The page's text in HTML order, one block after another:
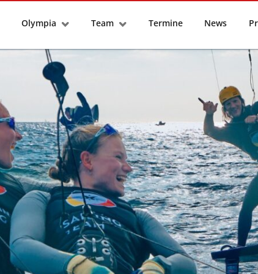
Olympia Team Termine News